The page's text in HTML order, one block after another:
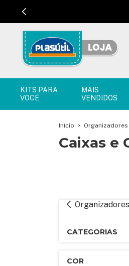
KITS PARA
VOCÊ
MAIS
VENDIDOS
Início > Organizadores
Caixas e
Organizadores
CATEGORIAS
COR